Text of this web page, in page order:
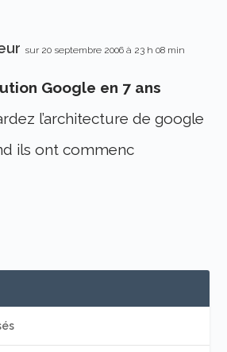
sur 20 septembre 2006 à 23 h 08 min
Google en 7 ans
l’architecture de google
ils ont commenc